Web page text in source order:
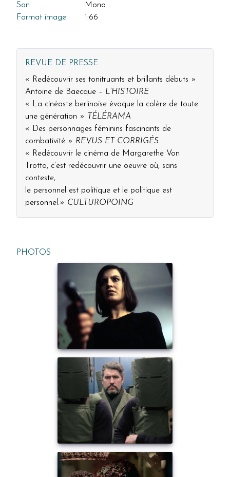
Son
Mono
Format image
1:66
REVUE DE PRESSE
« Redécouvrir ses tonitruants et brillants débuts »
Antoine de Baecque – L’HISTOIRE
« La cinéaste berlinoise évoque la colère de toute
une génération »
TÉLÉRAMA
« Des personnages féminins fascinants de
combativité » REVUS ET CORRIGÉS
« Redécouvrir le cinéma de Margarethe Von
Trotta, c’est redécouvrir une oeuvre où, sans
conteste,
le personnel est politique et le politique est
personnel.» CULTUROPOING
PHOTOS